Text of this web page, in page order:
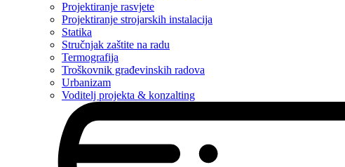
Projektiranje rasvjete
Projektiranje strojarskih instalacija
Statika
Stručnjak zaštite na radu
Termografija
Troškovnik građevinskih radova
Urbanizam
Voditelj projekta & konzalting